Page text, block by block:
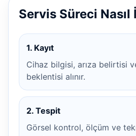
Servis Süreci Nasıl
1. Kayıt
Cihaz bilgisi, arıza belirtisi
beklentisi alınır.
2. Tespit
Görsel kontrol, ölçüm ve